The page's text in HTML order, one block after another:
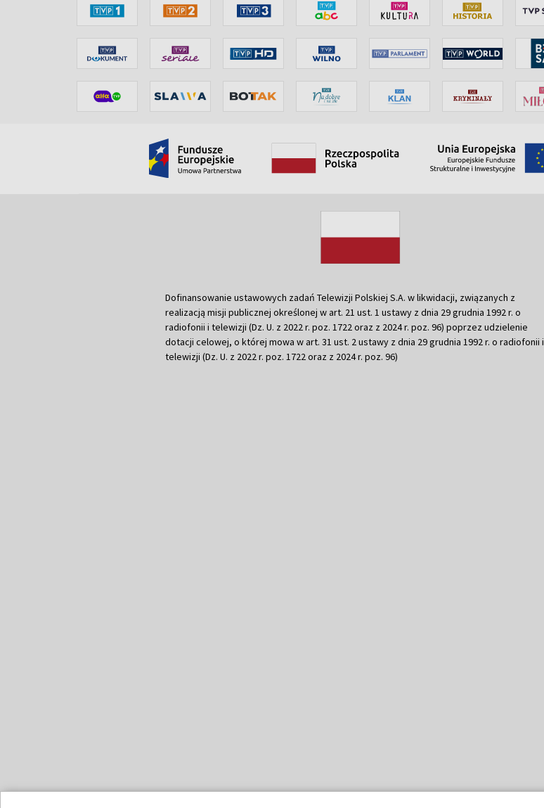
Dofinansowanie ustawowych zadań Telewizji Polskiej S.A. w likwidacji, związanych z
realizacją misji publicznej określonej w art. 21 ust. 1 ustawy z dnia 29 grudnia 1992 r. o
radiofonii i telewizji (Dz. U. z 2022 r. poz. 1722 oraz z 2024 r. poz. 96) poprzez udzielenie
dotacji celowej, o której mowa w art. 31 ust. 2 ustawy z dnia 29 grudnia 1992 r. o radiofonii i
telewizji (Dz. U. z 2022 r. poz. 1722 oraz z 2024 r. poz. 96)